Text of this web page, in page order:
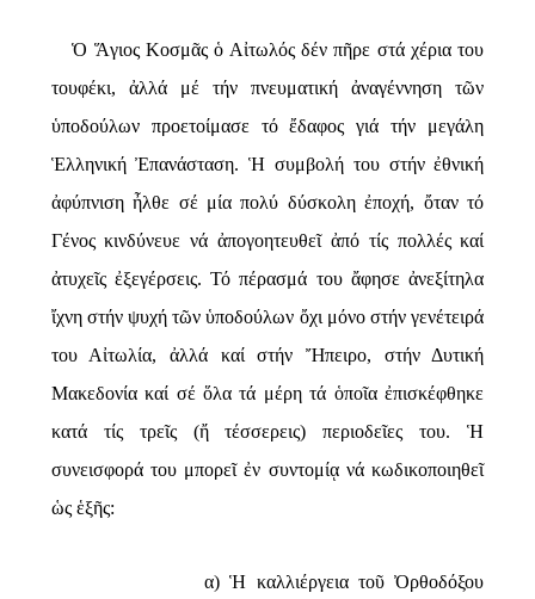
Ὁ Ἅγιος Κοσμᾶς ὁ Αἰτωλός δέν πῆρε στά χέρια του
τουφέκι, ἀλλά μέ τήν πνευματική ἀναγέννηση τῶν
ὑποδούλων προετοίμασε τό ἔδαφος γιά τήν μεγάλη
Ἑλληνική Ἐπανάσταση. Ἡ συμβολή του στήν ἐθνική
ἀφύπνιση ἦλθε σέ μία πολύ δύσκολη ἐποχή, ὄταν τό
Γένος κινδύνευε νά ἀπογοητευθεῖ ἀπό τίς πολλές καί
ἀτυχεῖς ἐξεγέρσεις. Τό πέρασμά του ἄφησε ἀνεξίτηλα
ἴχνη στήν ψυχή τῶν ὑποδούλων ὄχι μόνο στήν γενέτειρά
του Αἰτωλία, ἀλλά καί στήν Ἤπειρο, στήν Δυτική
Μακεδονία καί σέ ὅλα τά μέρη τά ὁποῖα ἐπισκέφθηκε
κατά τίς τρεῖς (ἤ τέσσερεις) περιοδεῖες του. Ἡ
συνεισφορά του μπορεῖ ἐν συντομίᾳ νά κωδικοποιηθεῖ
ὡς ἑξῆς:
α)Ἡ καλλιέργεια τοῦ Ὀρθοδόξου